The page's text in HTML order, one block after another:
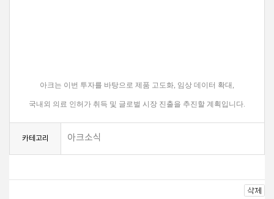
아크는 이번 투자를 바탕으로 제품 고도화, 임상 데이터 확대,
국내외 의료 인허가 취득 및 글로벌 시장 진출을 추진할 계획입니다.
카테고리 아크소식